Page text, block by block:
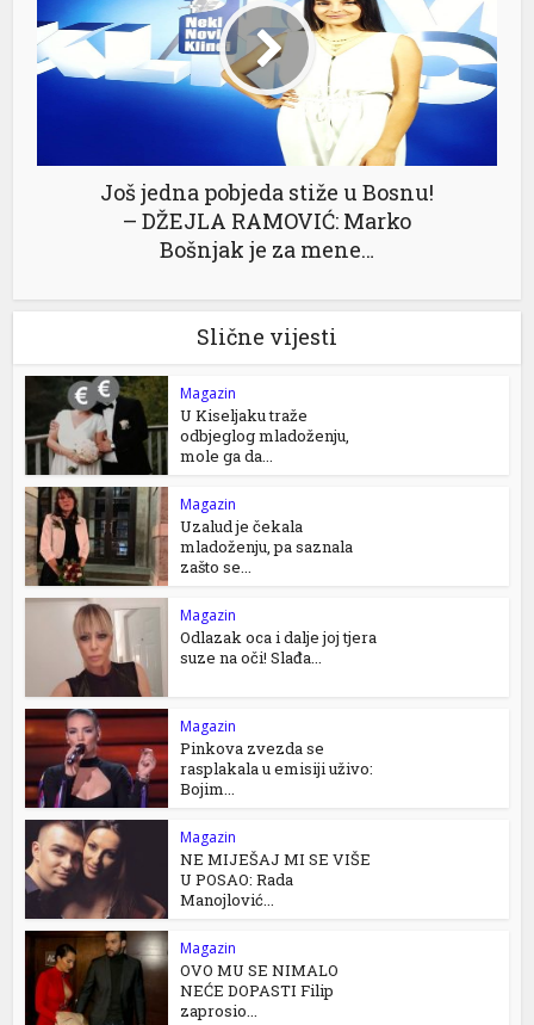
Još jedna pobjeda stiže u Bosnu!
– DŽEJLA RAMOVIĆ: Marko
Bošnjak je za mene…
Slične vijesti
Magazin
U Kiseljaku traže
odbjeglog mladoženju,
mole ga da...
Magazin
Uzalud je čekala
mladoženju, pa saznala
zašto se...
Magazin
Odlazak oca i dalje joj tjera
suze na oči! Slađa...
Magazin
Pinkova zvezda se
rasplakala u emisiji uživo:
Bojim...
Magazin
NE MIJEŠAJ MI SE VIŠE
U POSAO: Rada
Manojlović...
Magazin
OVO MU SE NIMALO
NEĆE DOPASTI Filip
zaprosio...